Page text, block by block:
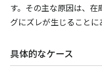
す。その主な原因は、
グにズレが生じることに
具体的なケース